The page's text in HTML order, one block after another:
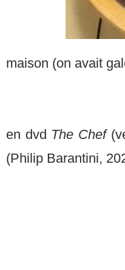
maison (on avait
en dvd The Chef
(Philip Barantini,